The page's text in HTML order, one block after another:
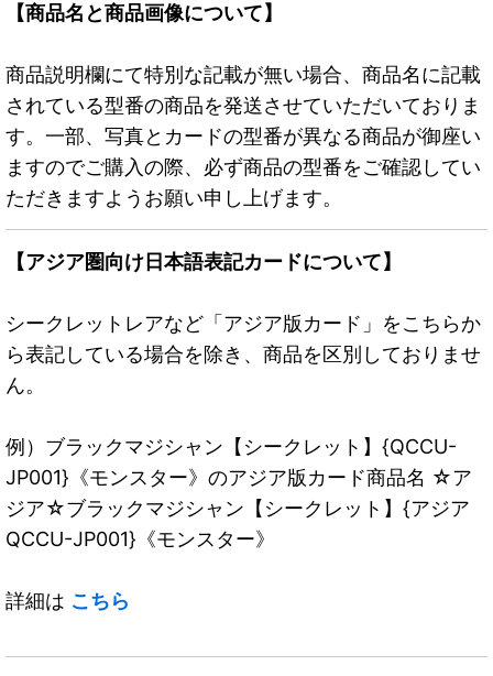
【商品名と商品画像について】
商品説明欄にて特別な記載が無い場合、商品名に記載
されている型番の商品を発送させていただいておりま
す。一部、写真とカードの型番が異なる商品が御座い
ますのでご購入の際、必ず商品の型番をご確認してい
ただきますようお願い申し上げます。
【アジア圏向け日本語表記カードについて】
シークレットレアなど「アジア版カード」をこちらか
ら表記している場合を除き、商品を区別しておりませ
ん。
例）ブラックマジシャン【シークレット】{QCCU-
JP001}《モンスター》のアジア版カード商品名 ☆ア
ジア☆ブラックマジシャン【シークレット】{アジア
QCCU-JP001}《モンスター》
詳細は こちら